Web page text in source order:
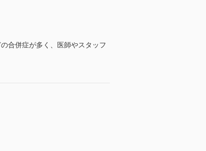
合併症が多く、医師やスタッフ